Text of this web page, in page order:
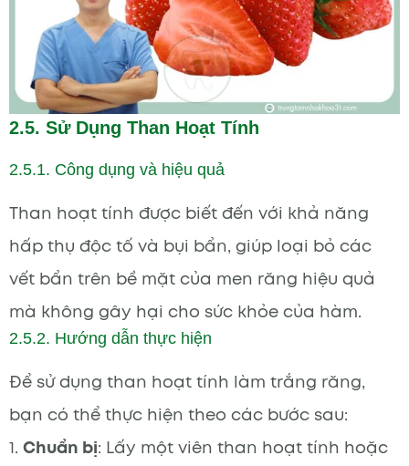
2.5. Sử Dụng Than Hoạt Tính
2.5.1. Công dụng và hiệu quả
Than hoạt tính được biết đến với khả năng
hấp thụ độc tố và bụi bẩn, giúp loại bỏ các
vết bẩn trên bề mặt của men răng hiệu quả
mà không gây hại cho sức khỏe của hàm.
2.5.2. Hướng dẫn thực hiện
Để sử dụng than hoạt tính làm trắng răng,
bạn có thể thực hiện theo các bước sau:
1. Chuẩn bị: Lấy một viên than hoạt tính hoặc